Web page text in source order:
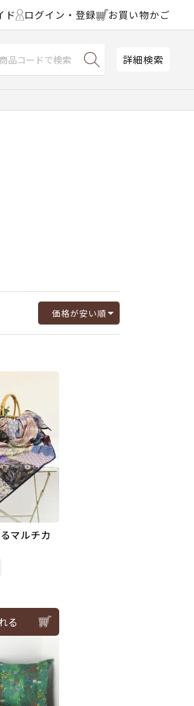
ド ログイン・登録 お買い物かご
詳細検索
価格が安い順
マルチカ
る